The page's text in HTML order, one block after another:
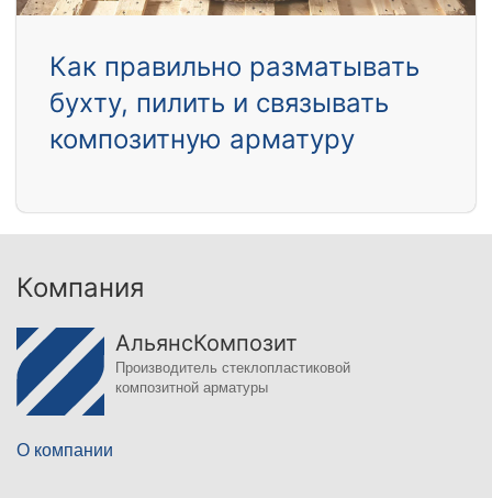
Как правильно разматывать
бухту, пилить и связывать
композитную арматуру
Компания
АльянсКомпозит
Производитель стеклопластиковой
композитной арматуры
О компании